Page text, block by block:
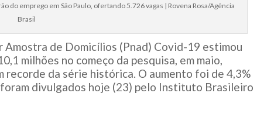
do emprego em São Paulo, ofertando 5.726 vagas | Rovena Rosa/Agência
Brasil
Amostra de Domicílios (Pnad) Covid-19 estimou
milhões no começo da pesquisa, em maio,
recorde da série histórica. O aumento foi de 4,3%
foram divulgados hoje (23) pelo Instituto Brasileiro